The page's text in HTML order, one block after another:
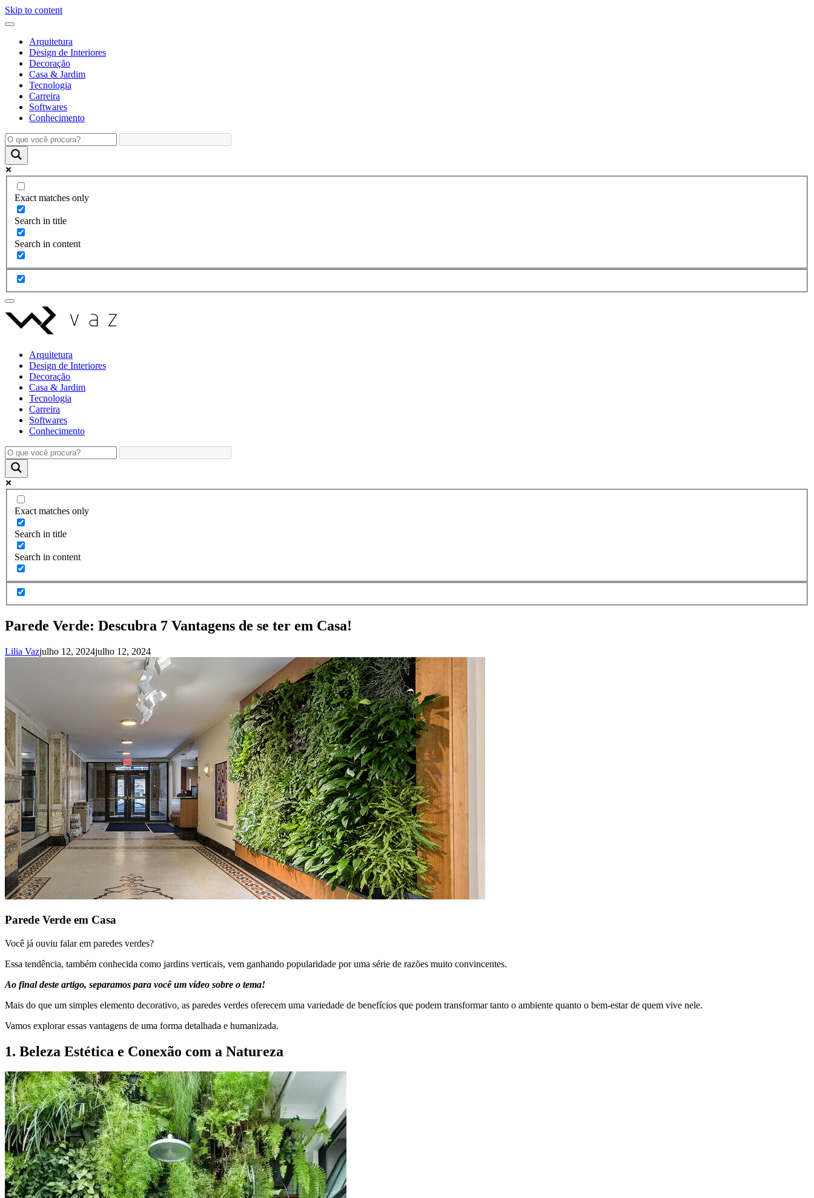
Skip to content
Arquitetura
Design de Interiores
Decoração
Casa & Jardim
Tecnologia
Carreira
Softwares
Conhecimento
Exact matches only
Search in title
Search in content
Arquitetura
Design de Interiores
Decoração
Casa & Jardim
Tecnologia
Carreira
Softwares
Conhecimento
Exact matches only
Search in title
Search in content
Parede Verde: Descubra 7 Vantagens de se ter em Casa!
Lilia Vazjulho 12, 2024julho 12, 2024
Parede Verde em Casa
Você já ouviu falar em paredes verdes?
Essa tendência, também conhecida como jardins verticais, vem ganhando popularidade por uma série de razões muito convincentes.
Ao final deste artigo, separamos para você um vídeo sobre o tema!
Mais do que um simples elemento decorativo, as paredes verdes oferecem uma variedade de benefícios que podem transformar tanto o ambiente quanto o bem-estar de quem vive nele.
Vamos explorar essas vantagens de uma forma detalhada e humanizada.
1. Beleza Estética e Conexão com a Natureza